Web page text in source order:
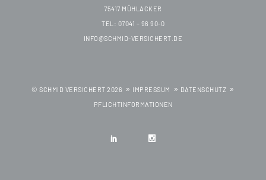
75417 MÜHLACKER
TEL: 07041 – 96 90-0
INFO@SCHMID-VERSICHERT.DE
© SCHMID VERSICHERT 2026 IMPRESSUM
DATENSCHUTZ
PFLICHTINFORMATIONEN